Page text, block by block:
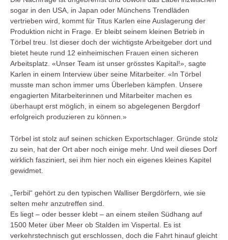
sogar in den USA, in Japan oder Münchens Trendläden
vertrieben wird, kommt für Titus Karlen eine Auslagerung der
Produktion nicht in Frage. Er bleibt seinem kleinen Betrieb in
Törbel treu. Ist dieser doch der wichtigste Arbeitgeber dort und
bietet heute rund 12 einheimischen Frauen einen sicheren
Arbeitsplatz. «Unser Team ist unser grösstes Kapital!», sagte
Karlen in einem Interview über seine Mitarbeiter. «In Törbel
musste man schon immer ums Überleben kämpfen. Unsere
engagierten Mitarbeiterinnen und Mitarbeiter machen es
überhaupt erst möglich, in einem so abgelegenen Bergdorf
erfolgreich produzieren zu können.»
Törbel ist stolz auf seinen schicken Exportschlager. Gründe stolz
zu sein, hat der Ort aber noch einige mehr. Und weil dieses Dorf
wirklich fasziniert, sei ihm hier noch ein eigenes kleines Kapitel
gewidmet.
„Terbil“ gehört zu den typischen Walliser Bergdörfern, wie sie
selten mehr anzutreffen sind.
Es liegt – oder besser klebt – an einem steilen Südhang auf
1500 Meter über Meer ob Stalden im Vispertal. Es ist
verkehrstechnisch gut erschlossen, doch die Fahrt hinauf gleicht